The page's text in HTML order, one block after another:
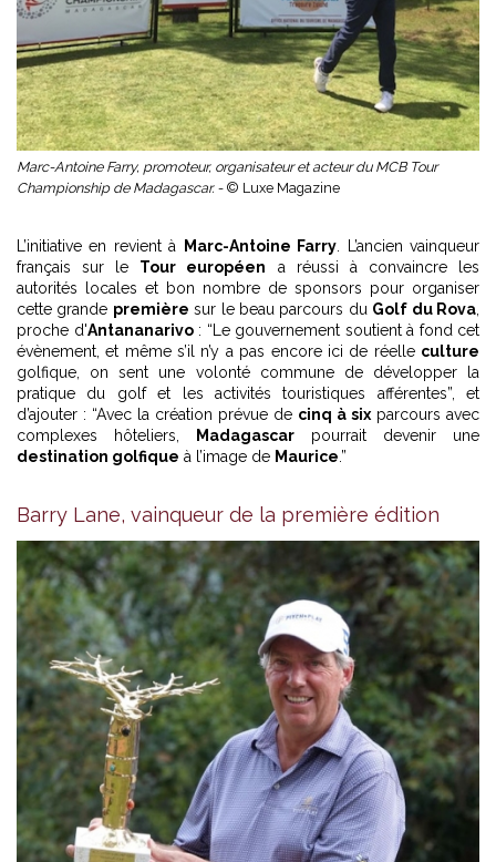
Marc-Antoine Farry, promoteur, organisateur et acteur du MCB Tour
Championship de Madagascar. - © Luxe Magazine
L’initiative en revient à Marc-Antoine Farry . L’ancien vainqueur
français sur le Tour européen a réussi à convaincre les
autorités locales et bon nombre de sponsors pour organiser
cette grande première sur le beau parcours du Golf du Rova
proche d'Antananarivo: “Le gouvernement soutient à fond cet
évènement, et même s’il n’y a pas encore ici de réelle culture
golfique, on sent une volonté commune de développer la
pratique du golf et les activités touristiques afférentes”, et
d’ajouter : “Avec la création prévue de cinq à six parcours avec
complexes hôteliers,
Madagascar pourrait devenir une
destination golfique à l’image de Maurice .”
Barry Lane, vainqueur de la première édition